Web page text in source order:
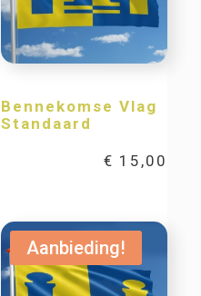
Bennekomse Vlag
Standaard
€ 15,00
Aanbieding!